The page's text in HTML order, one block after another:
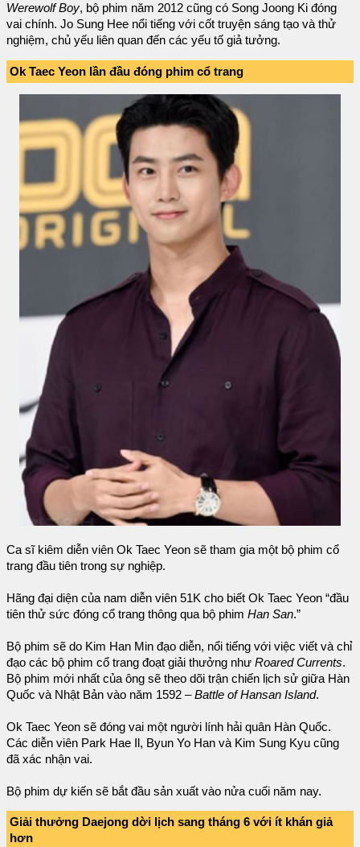
Werewolf Boy, bộ phim năm 2012 cũng có Song Joong Ki đóng
vai chính. Jo Sung Hee nổi tiếng với cốt truyện sáng tạo và thử
nghiệm, chủ yếu liên quan đến các yếu tố giả tưởng.
Ok Taec Yeon lần đầu đóng phim cổ trang
Ca sĩ kiêm diễn viên Ok Taec Yeon sẽ tham gia một bộ phim cổ
trang đầu tiên trong sự nghiệp.
Hãng đại diện của nam diễn viên 51K cho biết Ok Taec Yeon “đầu
tiên thử sức đóng cổ trang thông qua bộ phim Han San.”
Bộ phim sẽ do Kim Han Min đạo diễn, nổi tiếng với việc viết và chỉ
đạo các bộ phim cổ trang đoạt giải thưởng như Roared Currents.
Bộ phim mới nhất của ông sẽ theo dõi trận chiến lịch sử giữa Hàn
Quốc và Nhật Bản vào năm 1592 –Battle of Hansan Island.
Ok Taec Yeon sẽ đóng vai một người lính hải quân Hàn Quốc.
Các diễn viên Park Hae Il, Byun Yo Han và Kim Sung Kyu cũng
đã xác nhận vai.
Bộ phim dự kiến sẽ bắt đầu sản xuất vào nửa cuối năm nay.
Giải thưởng Daejong dời lịch sang tháng 6 với ít khán giả
hơn